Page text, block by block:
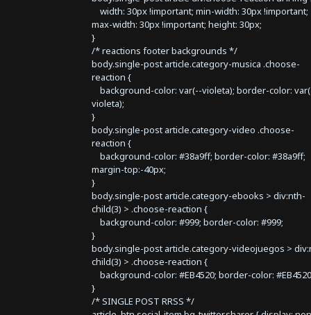
width: 30px !important; min-width: 30px !important;
max-width: 30px !important; height: 30px;
}
/* reactions footer backgrounds */
body.single-post article.category-musica .choose-
reaction {
background-color: var(--violeta); border-color:
violeta);
}
body.single-post article.category-video .choose-
reaction {
background-color: #38a9ff; border-color: #38a9ff;
margin-top:-40px;
}
body.single-post article.category-ebooks > div:nth-
child(3) > .choose-reaction {
background-color: #999; border-color: #999;
}
body.single-post article.category-videojuegos >
child(3) > .choose-reaction {
background-color: #EB4520; border-color:
}
/* SINGLE POST RRSS */